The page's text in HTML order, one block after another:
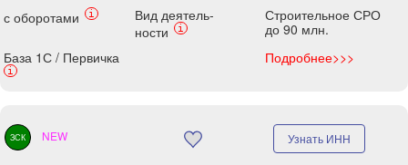
с оборотами
i
Вид деятель-
ности
i
Строительное СРО
до 90 млн.
База 1С / Первичка
i
Подробнее>>>
ЗСК NEW Узнать ИНН